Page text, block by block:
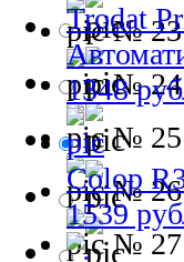
№ 23
№ 24
№ 25
№ 26
№ 27
Trodat
1348
Colop
1539